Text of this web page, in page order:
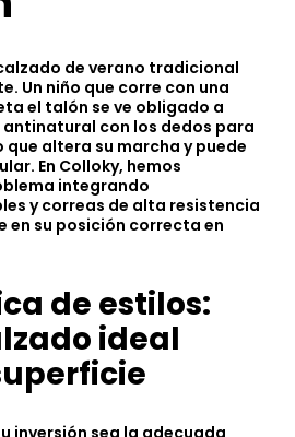
de verano tradicional
Un niño que corre con una
el talón se ve obligado a
antinatural con los dedos para
altera su marcha y puede
En Colloky, hemos
integrando
y correas de alta resistencia
en su posición correcta en
de estilos:
ideal